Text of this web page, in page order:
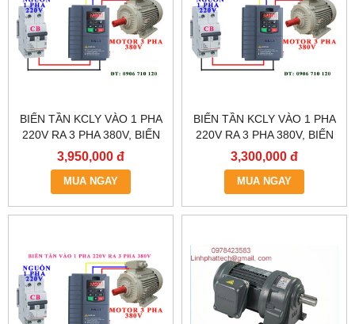
BIẾN TẦN KCLY VÀO 1 PHA
220V RA 3 PHA 380V, BIẾN
TẦN KCLY KOC600-
2R2GT3-B
3,950,000 đ
MUA NGAY
BIẾN TẦN KCLY VÀO 1 PHA
220V RA 3 PHA 380V, BIẾN
TẦN KCLY KOC600-
1R5GT3-B
3,300,000 đ
MUA NGAY